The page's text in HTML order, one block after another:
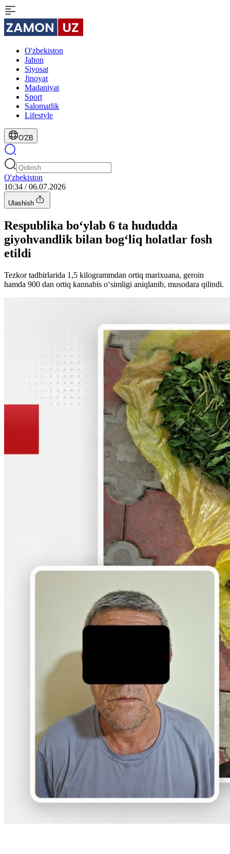
O'zbekiston
Jahon
Siyosat
Jinoyat
Madaniyat
Sport
Salomatlik
Lifestyle
O'ZB
O'zbekiston
10:34 / 06.07.2026
Ulashish
Respublika bo‘ylab 6 ta hududda
giyohvandlik bilan bog‘liq holatlar fosh
etildi
Tezkor tadbirlarida 1,5 kilogrammdan ortiq marixuana, geroin
hamda 900 dan ortiq kannabis o‘simligi aniqlanib, musodara qilindi.